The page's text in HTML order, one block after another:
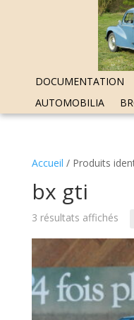
DOCUMENTATION
AUTOMOBILIA
Accueil / Produits
bx gti
3 résultats affichés